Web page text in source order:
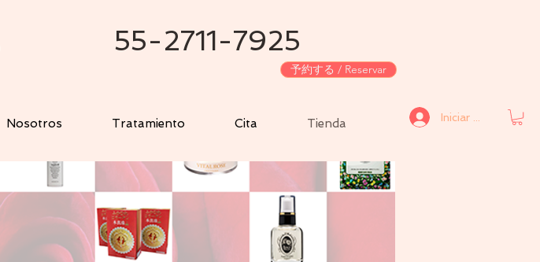
55-2711-7925
予約する / Reservar
Nosotros Tratamiento Cita Tienda Iniciar sesión